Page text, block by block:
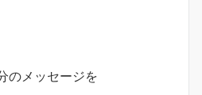
のメッセージを